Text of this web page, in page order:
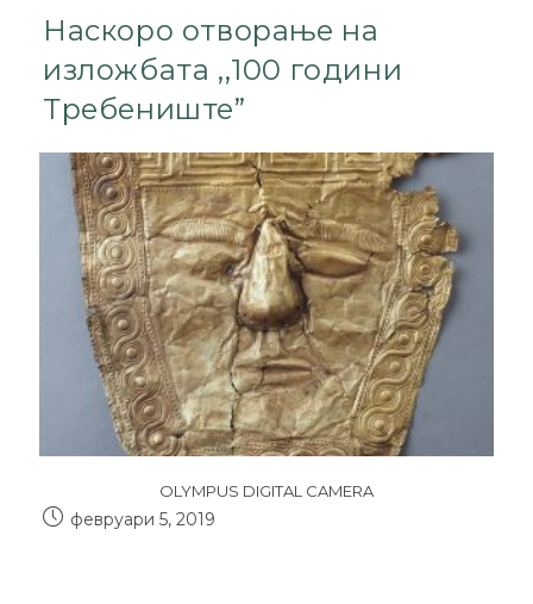
Наскоро отворање на
изложбата ,,100 години
Требениште”
OLYMPUS DIGITAL CAMERA
февруари 5, 2019